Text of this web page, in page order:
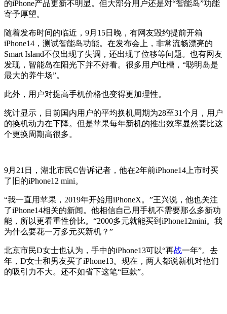
的iPhone产品更新不明显。但大部分用户还是对“智能岛”功能
寄予厚望。
随着发布时间的临近，9月15日晚，有网友毁约提前开箱
iPhone14，测试智能岛功能。在发布会上，非常流畅漂亮的
Smart Island不仅出现了失调，还出现了位移等问题。也有网友
发现，智能岛在阳光下并不好看。很多用户吐槽，“聪明岛是
最大的养牛场”。
此外，用户对提高手机价格也变得更加理性。
统计显示，目前国内用户的平均换机周期为28至31个月，用户
的换机动力在下降。但是苹果每年新机的推出效率显然要比这
个更换周期高很多。
9月21日，湖北市民C告诉记者，他在2年前iPhone14上市时买
了旧的iPhone12 mini。
“我一直用苹果，2019年开始用iPhoneX。”王兴说，他也关注
了iPhone14相关的新闻。他相信自己用手机不需要那么多新功
能，所以更看重性价比。“2000多元就能买到iPhone12mini。我
为什么要花一万多元买新机？”
北京市民D女士也认为，手中的iPhone13可以“再战一年”。去
年，D女士和男友买了iPhone13。现在，两人都说新机对他们
的吸引力不大。还不如省下这笔“巨款”。